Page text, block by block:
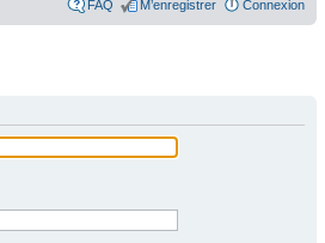
FAQ M’enregistrer Connexion